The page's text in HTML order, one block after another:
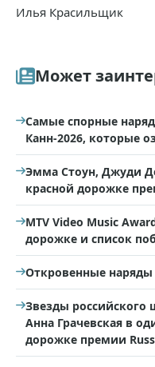
Илья Красильщик
Может
Самые спорные
Канн-2026, которые
Эмма Стоун, Джуди
красной дорожке
MTV Video Music
дорожке и список
Откровенные наряды
Звезды российского
Анна Грачевская в
дорожке премии